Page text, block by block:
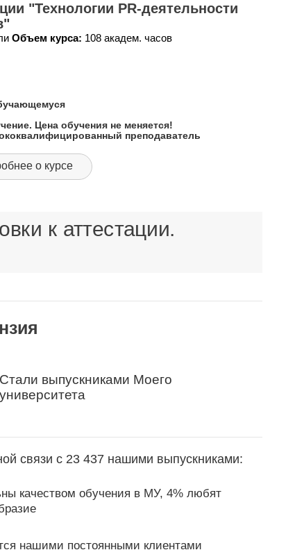
"Технологии PR-деятельности
Объем курса: 108 академ. часов
Цена обучения не меняется!
преподаватель
о курсе
к аттестации.
Стали выпускниками Моего
университета
связи с 23 437 нашими выпускниками:
качеством обучения в МУ, 4% любят
нашими постоянными клиентами